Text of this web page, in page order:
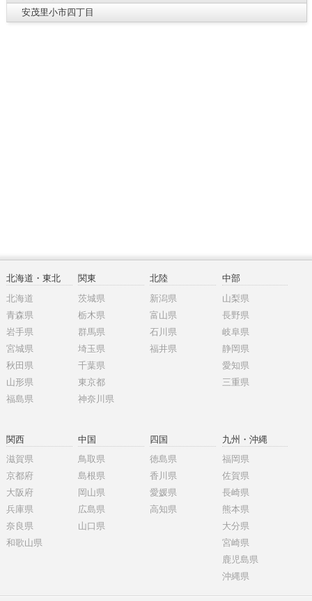
安茂里小市四丁目
北海道・東北
北海道
青森県
岩手県
宮城県
秋田県
山形県
福島県
関東
茨城県
栃木県
群馬県
埼玉県
千葉県
東京都
神奈川県
北陸
新潟県
富山県
石川県
福井県
中部
山梨県
長野県
岐阜県
静岡県
愛知県
三重県
関西
滋賀県
京都府
大阪府
兵庫県
奈良県
和歌山県
中国
鳥取県
島根県
岡山県
広島県
山口県
四国
徳島県
香川県
愛媛県
高知県
九州・沖縄
福岡県
佐賀県
長崎県
熊本県
大分県
宮崎県
鹿児島県
沖縄県